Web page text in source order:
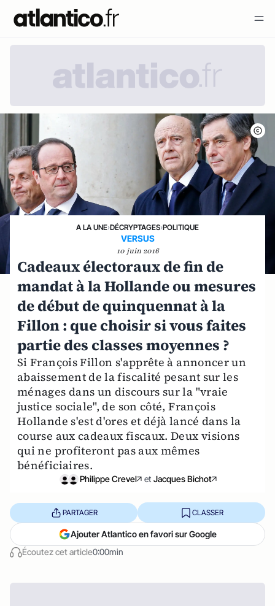
A LA UNE›DÉCRYPTAGES›POLITIQUE
VERSUS
10 juin 2016
Cadeaux électoraux de fin de
mandat à la Hollande ou mesures
de début de quinquennat à la
Fillon : que choisir si vous faites
partie des classes moyennes ?
Si François Fillon s'apprête à annoncer un
abaissement de la fiscalité pesant sur les
ménages dans un discours sur la "vraie
justice sociale", de son côté, François
Hollande s'est d'ores et déjà lancé dans la
course aux cadeaux fiscaux. Deux visions
qui ne profiteront pas aux mêmes
bénéficiaires.
Philippe Crevel et Jacques Bichot
Écoutez cet article0:00min
PARTAGER CLASSER
Ajouter Atlantico en favori sur Google